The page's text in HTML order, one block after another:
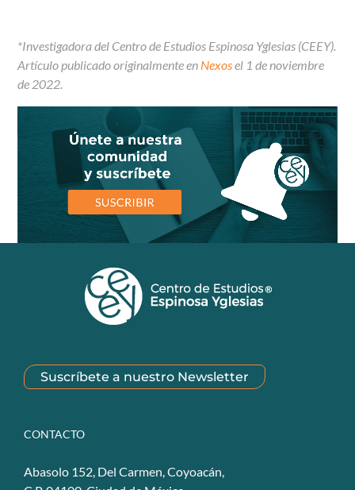
*Investigadora del Centro de Estudios Espinosa Yglesias (CEEY).
Artículo publicado originalmente en Nexosel 1 de noviembre
de 2022.
Suscríbete a nuestro Newsletter
CONTACTO
Abasolo 152, Del Carmen, Coyoacán,